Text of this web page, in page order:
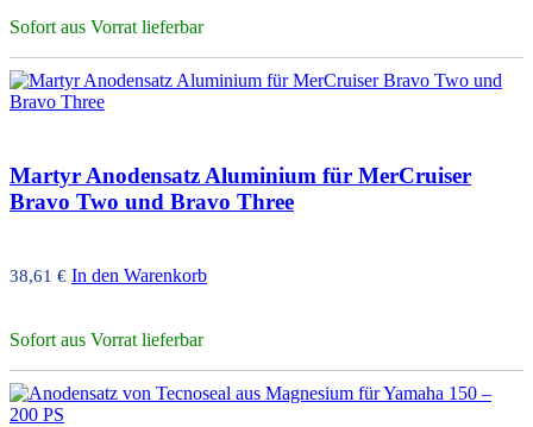
Sofort aus Vorrat lieferbar
Martyr Anodensatz Aluminium für MerCruiser
Bravo Two und Bravo Three
38,61 € In den Warenkorb
Sofort aus Vorrat lieferbar